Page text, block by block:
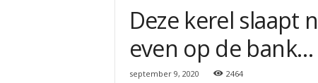
Deze kerel slaapt
even op de bank…
september 9, 2020 2464